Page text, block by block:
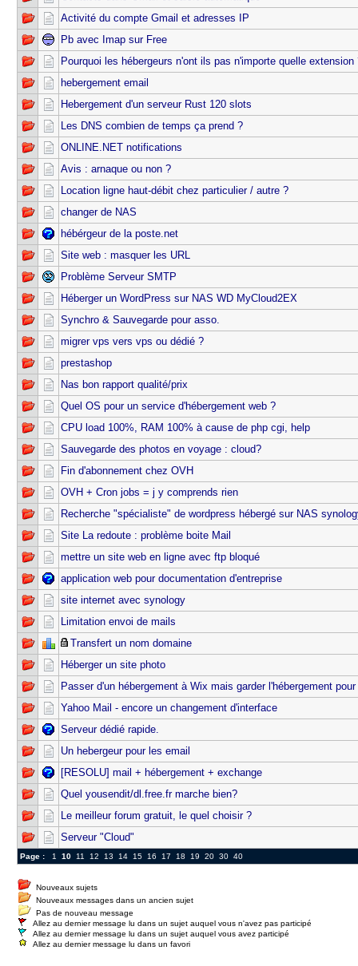
Activité du compte Gmail et adresses IP
Pb avec Imap sur Free
Pourquoi les hébergeurs n'ont ils pas n'importe quelle extension
hebergement email
Hebergement d'un serveur Rust 120 slots
Les DNS combien de temps ça prend ?
ONLINE.NET notifications
Avis : arnaque ou non ?
Location ligne haut-débit chez particulier / autre ?
changer de NAS
hébérgeur de la poste.net
Site web : masquer les URL
Problème Serveur SMTP
Héberger un WordPress sur NAS WD MyCloud2EX
Synchro & Sauvegarde pour asso.
migrer vps vers vps ou dédié ?
prestashop
Nas bon rapport qualité/prix
Quel OS pour un service d'hébergement web ?
CPU load 100%, RAM 100% à cause de php cgi, help
Sauvegarde des photos en voyage : cloud?
Fin d'abonnement chez OVH
OVH + Cron jobs = j y comprends rien
Recherche "spécialiste" de wordpress hébergé sur NAS
Site La redoute : problème boite Mail
mettre un site web en ligne avec ftp bloqué
application web pour documentation d'entreprise
site internet avec synology
Limitation envoi de mails
Transfert un nom domaine
Héberger un site photo
Passer d'un hébergement à Wix mais garder l'hébergement
Yahoo Mail - encore un changement d'interface
Serveur dédié rapide.
Un hebergeur pour les email
[RESOLU] mail + hébergement + exchange
Quel yousendit/dl.free.fr marche bien?
Le meilleur forum gratuit, le quel choisir ?
Serveur "Cloud"
Page : 1 10 11 12 13 14 15 16 17 18 19 20 30 40
Nouveaux sujets
Nouveaux messages dans un ancien sujet
Pas de nouveau message
Allez au dernier message lu dans un sujet auquel vous n'avez pas participé
Allez au dernier message lu dans un sujet auquel vous avez participé
Allez au dernier message lu dans un favori